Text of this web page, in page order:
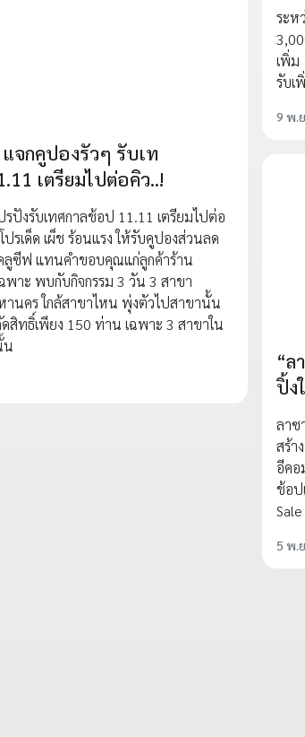
ระห
เพิ่ม
รับเ
9 พ.
จกคูปองรัวๆ รับเท
เตรียมไปต่อคิว..!
ปังรับเทศกาลช้อป 11.11 เตรียมไปต่อ
ปรเด็ด เผ็ช ร้อนแรง ให้รับคูปองส่วนลด
ลูซีฟ แทนคำขอบคุณแก่ลูกค้าร้าน
พาะ พบกับกิจกรรม 3 วัน 3 สาขา
านคร ใกล้สาขาไหน พุ่งตัวไปสาขานั้น
ดสิทธิ์เพียง 150 ท่าน เฉพาะ 3 สาขาใน
น
“ล
ปิ้ง
ลาซ
สร้า
อีคอ
ช้อป
5 พ.